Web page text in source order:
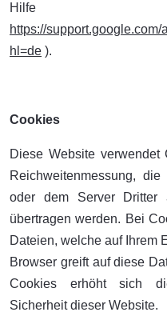
https://
hl=de ).
Cookies
Diese Website verwendet
Reichweitenmessung,
oder dem Server Dritter
übertragen werden. Bei
Dateien, welche auf Ihrem
Browser greift auf diese
Cookies erhöht sich
Sicherheit dieser Website.